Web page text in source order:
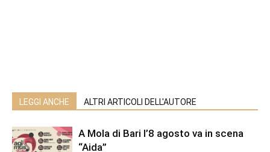
LEGGI ANCHE ALTRI ARTICOLI DELL'AUTORE
A Mola di Bari l’8 agosto va in scena
“Aida”